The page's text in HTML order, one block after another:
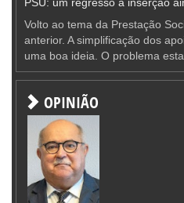
Volto ao tema da Prestação
anterior. A simplificação dos
uma boa ideia. O problema
OPINIÃO